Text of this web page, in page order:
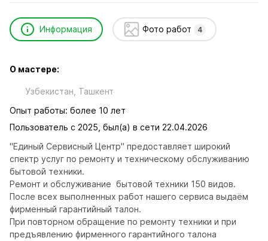
Информация Фото работ 4
О мастере:
Узбекистан, Ташкент
Опыт работы: более 10 лет
Пользователь с 2025, был(а) в сети 22.04.2026
"Единый Сервисный Центр" предоставляет широкий
спектр услуг по ремонту и техническому обслуживанию
бытовой техники.
Ремонт и обслуживание  бытовой техники 150 видов.
После всех выполненных работ нашего сервиса выдаём
фирменный гарантийный талон.
При повторном обращение по ремонту техники и при
предъявлению фирменного гарантийного талона